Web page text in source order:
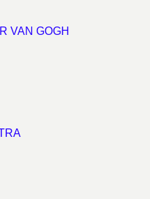
VAN GOGH